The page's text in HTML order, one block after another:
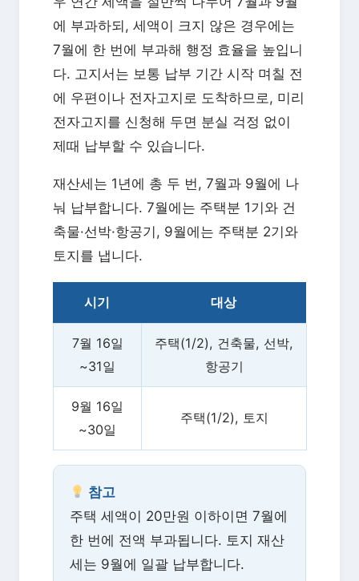
에 부과하되, 세액이 크지 않은 경우에는
7월에 한 번에 부과해 행정 효율을 높입니
다. 고지서는 보통 납부 기간 시작 며칠 전
에 우편이나 전자고지로 도착하므로, 미리
전자고지를 신청해 두면 분실 걱정 없이
제때 납부할 수 있습니다.
재산세는 1년에 총 두 번, 7월과 9월에 나
눠 납부합니다. 7월에는 주택분 1기와 건
축물·선박·항공기, 9월에는 주택분 2기와
토지를 냅니다.
시기 대상
7월 16일
~31일
주택(1/2), 건축물, 선박,
항공기
9월 16일
~30일
주택(1/2), 토지
참고
주택 세액이 20만원 이하이면 7월에
한 번에 전액 부과됩니다. 토지 재산
세는 9월에 일괄 납부합니다.